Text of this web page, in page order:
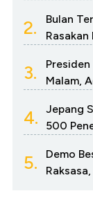
2.
Bulan
Rasakan
3.
Malam,
4.
Jepang
500
5.
Demo